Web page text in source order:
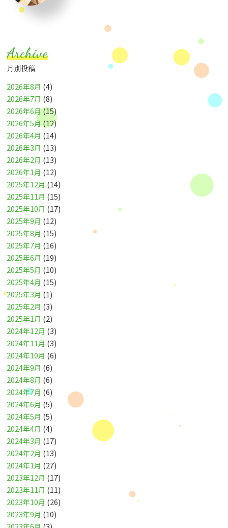
Archive
月別投稿
2026年8月 (4)
2026年7月 (8)
2026年6月(15)
2026年5月 (12)
2026年4月 (14)
2026年3月 (13)
2026年2月 (13)
2026年1月 (12)
2025年12月 (14)
2025年11月 (15)
2025年10月 (17)
2025年9月 (12)
2025年8月 (15)
2025年7月 (16)
2025年6月 (19)
2025年5月 (10)
2025年4月 (15)
2025年3月 (1)
2025年2月 (3)
2025年1月 (2)
2024年12月 (3)
2024年11月 (3)
2024年10月 (6)
2024年9月 (6)
2024年8月 (6)
2024年7月 (6)
2024年6月 (5)
2024年5月 (5)
2024年4月 (4)
2024年3月 (17)
2024年2月 (13)
2024年1月 (27)
2023年12月 (17)
2023年11月 (11)
2023年10月 (26)
2023年9月 (10)